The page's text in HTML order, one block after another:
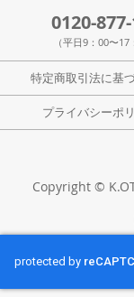
0120-
（平日9：00〜17
特定商取引法に基
プライバシーポ
Copyright ©